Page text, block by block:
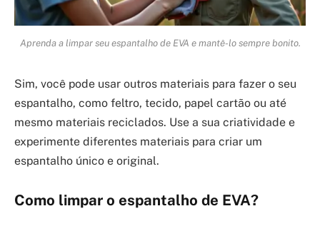
Aprenda a limpar seu espantalho de EVA e mantê-lo sempre bonito.
Sim, você pode usar outros materiais para fazer o seu
espantalho, como feltro, tecido, papel cartão ou até
mesmo materiais reciclados. Use a sua criatividade e
experimente diferentes materiais para criar um
espantalho único e original.
Como limpar o espantalho de EVA?